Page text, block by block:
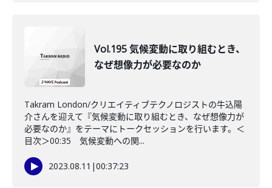
Vol.195 気候変動に取り組むとき、
なぜ想像力が必要なのか
Takram London/クリエイティブテクノロジストの牛込陽
介さんを迎えて『気候変動に取り組むとき、なぜ想像力が
必要なのか』をテーマにトークセッションを行います。＜
目次＞00:35 気候変動への関...
2023.08.11 |00:37:23